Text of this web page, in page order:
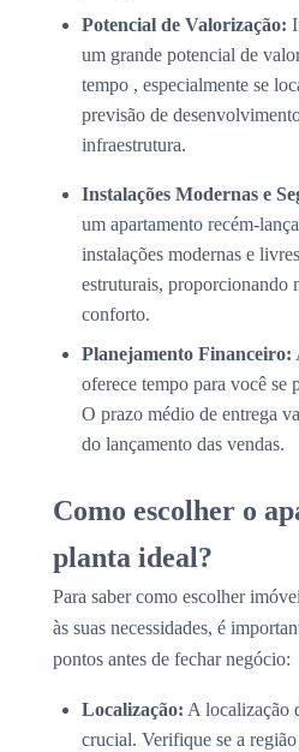
Potencial de Valorização:
um grande potencial de
tempo , especialmente se
previsão de
infraestrutura.
Instalações Modernas e
um apartamento recém-
instalações modernas e
estruturais, proporcionando
conforto.
Planejamento Financeiro:
oferece tempo para você se
O prazo médio de entrega
do lançamento das vendas.
Como escolher o
planta ideal?
Para saber como escolher
às suas necessidades, é
pontos antes de fechar negócio:
Localização: A localização
crucial. Verifique se a